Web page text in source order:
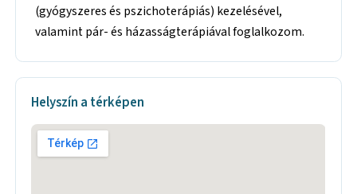
(gyógyszeres és pszichoterápiás) kezelésével,
valamint pár- és házasságterápiával foglalkozom.
Helyszín a térképen